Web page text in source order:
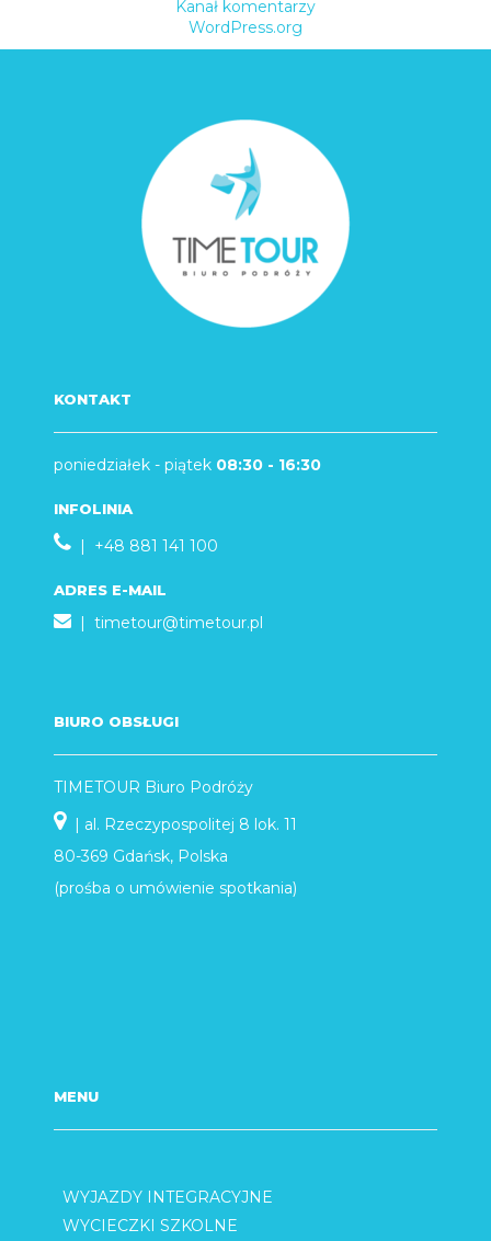
Kanał komentarzy
WordPress.org
KONTAKT
poniedziałek - piątek 08:30 - 16:30
INFOLINIA
| +48 881 141 100
ADRES E-MAIL
| timetour@timetour.pl
BIURO OBSŁUGI
TIMETOUR Biuro Podróży
| al. Rzeczypospolitej 8 lok. 11
80-369 Gdańsk, Polska
(prośba o umówienie spotkania)
MENU
WYJAZDY INTEGRACYJNE
WYCIECZKI SZKOLNE